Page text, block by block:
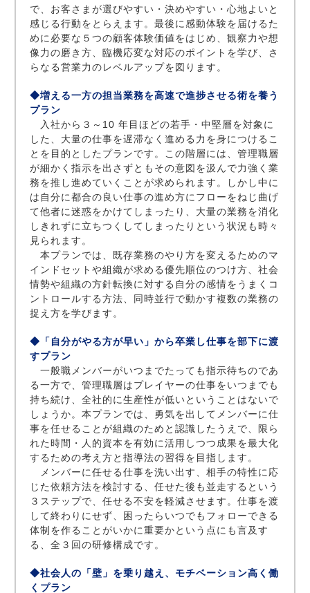
で、お客さまが選びやすい・決めやすい・心地よいと
感じる行動をとらえます。最後に感動体験を届けるた
めに必要な５つの顧客体験価値をはじめ、観察力や想
像力の磨き方、臨機応変な対応のポイントを学び、さ
らなる営業力のレベルアップを図ります。
◆増える一方の担当業務を高速で進捗させる術を養う
プラン
入社から３～10 年目ほどの若手・中堅層を対象に
した、大量の仕事を遅滞なく進める力を身につけるこ
とを目的としたプランです。この階層には、管理職層
が細かく指示を出さずともその意図を汲んで力強く業
務を推し進めていくことが求められます。しかし中に
は自分に都合の良い仕事の進め方にフローをねじ曲げ
て他者に迷惑をかけてしまったり、大量の業務を消化
しきれずに立ちつくしてしまったりという状況も時々
見られます。
本プランでは、既存業務のやり方を変えるためのマ
インドセットや組織が求める優先順位のつけ方、社会
情勢や組織の方針転換に対する自分の感情をうまくコ
ントロールする方法、同時並行で動かす複数の業務の
捉え方を学びます。
◆「自分がやる方が早い」から卒業し仕事を部下に渡
すプラン
一般職メンバーがいつまでたっても指示待ちのであ
る一方で、管理職層はプレイヤーの仕事をいつまでも
持ち続け、全社的に生産性が低いということはないで
しょうか。本プランでは、勇気を出してメンバーに仕
事を任せることが組織のためと認識したうえで、限ら
れた時間・人的資本を有効に活用しつつ成果を最大化
するための考え方と指導法の習得を目指します。
メンバーに任せる仕事を洗い出す、相手の特性に応
じた依頼方法を検討する、任せた後も並走するという
３ステップで、任せる不安を軽減させます。仕事を渡
して終わりにせず、困ったらいつでもフォローできる
体制を作ることがいかに重要かという点にも言及す
る、全３回の研修構成です。
◆社会人の「壁」を乗り越え、モチベーション高く働
くプラン